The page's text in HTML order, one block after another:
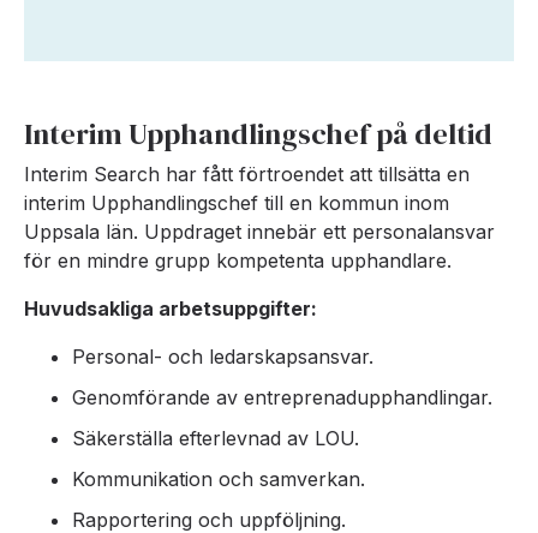
Interim Upphandlingschef på deltid
Interim Search har fått förtroendet att tillsätta en
interim Upphandlingschef till en kommun inom
Uppsala län. Uppdraget innebär ett personalansvar
för en mindre grupp kompetenta upphandlare.
Huvudsakliga arbetsuppgifter:
Personal- och ledarskapsansvar.
Genomförande av entreprenadupphandlingar.
Säkerställa efterlevnad av LOU.
Kommunikation och samverkan.
Rapportering och uppföljning.